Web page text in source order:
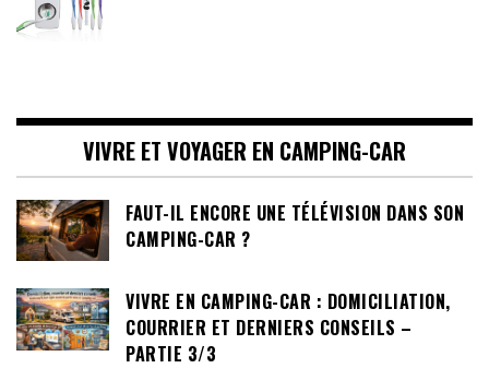
VIVRE ET VOYAGER EN CAMPING-CAR
FAUT-IL ENCORE UNE TÉLÉVISION DANS SON
CAMPING-CAR ?
VIVRE EN CAMPING-CAR : DOMICILIATION,
COURRIER ET DERNIERS CONSEILS –
PARTIE 3/3